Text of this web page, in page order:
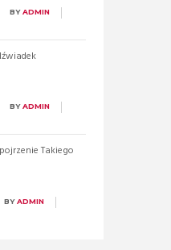
BYADMIN
BYADMIN
Takiego
BYADMIN